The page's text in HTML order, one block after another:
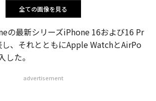
全ての画像を見る
の最新シリーズiPhone 16および16 Pr
、それとともにApple WatchとAirPo
た。
advertisement